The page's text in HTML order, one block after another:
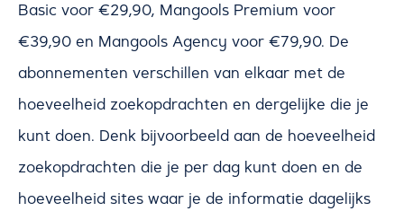
Basic voor €29,90, Mangools Premium voor
€39,90 en Mangools Agency voor €79,90. De
abonnementen verschillen van elkaar met de
hoeveelheid zoekopdrachten en dergelijke die je
kunt doen. Denk bijvoorbeeld aan de hoeveelheid
zoekopdrachten die je per dag kunt doen en de
hoeveelheid sites waar je de informatie dagelijks